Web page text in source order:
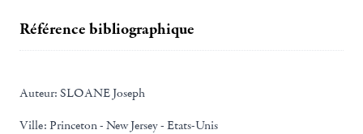
Référence bibliographique
Auteur: SLOANE Joseph
Ville: Princeton - New Jersey - Etats-Unis